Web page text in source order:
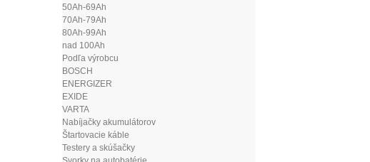
50Ah-69Ah
70Ah-79Ah
80Ah-99Ah
nad 100Ah
Podľa výrobcu
BOSCH
ENERGIZER
EXIDE
VARTA
Nabíjačky akumulátorov
Štartovacie káble
Testery a skúšačky